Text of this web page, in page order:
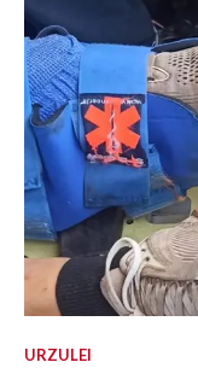
URZULEI